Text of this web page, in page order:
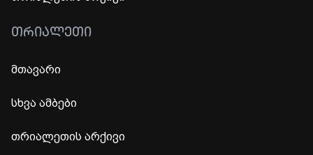
ᲗᲠᲘᲐᲚᲔᲗᲘ
მთავარი
სხვა ამბები
თრიალეთის არქივი